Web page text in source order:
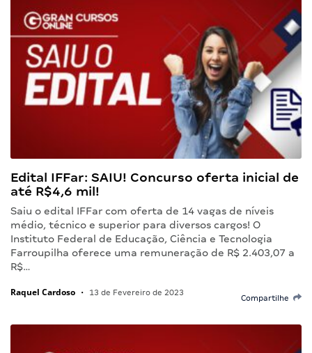
Edital IFFar: SAIU! Concurso oferta inicial de
até R$4,6 mil!
Saiu o edital IFFar com oferta de 14 vagas de níveis
médio, técnico e superior para diversos cargos! O
Instituto Federal de Educação, Ciência e Tecnologia
Farroupilha oferece uma remuneração de R$ 2.403,07 a
R$…
Raquel Cardoso • 13 de Fevereiro de 2023
Compartilhe